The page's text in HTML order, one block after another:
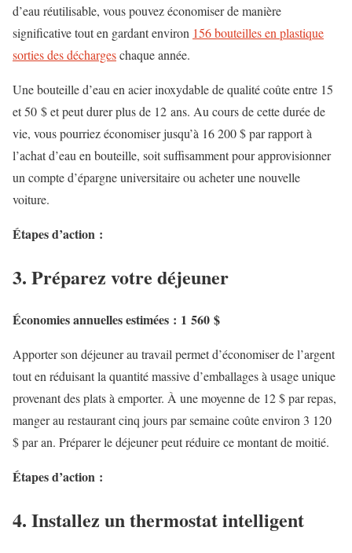
d’eau réutilisable, vous pouvez économiserde manière
significative tout en gardant environ 156 bouteilles en plastique
sorties des déchargeschaque année.
Une bouteille d’eau en acier inoxydable de qualité coûte entre 15
et 50 $ et peut durer plus de 12 ans. Au cours de cette durée de
vie, vous pourriez économiser jusqu’à 16 200 $ par rapport à
l’achat d’eau en bouteille, soit suffisamment pour approvisionner
un compte d’épargne universitaire ou acheter une nouvelle
voiture.
Étapes d’action :
3. Préparez votre déjeuner
Économies annuelles estimées : 1 560 $
Apporter son déjeuner au travail permet d’économiser de l’argent
tout en réduisant la quantité massive d’emballages à usage unique
provenant des plats à emporter. À une moyenne de 12 $ par repas,
manger au restaurant cinq jours par semaine coûte environ 3 120
$ par an. Préparer le déjeuner peut réduire ce montant de moitié.
Étapes d’action :
4. Installez un thermostat intelligent